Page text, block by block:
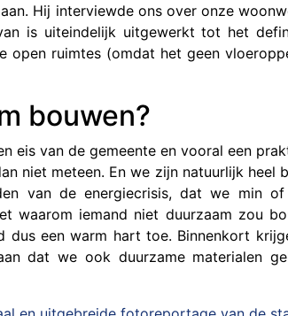
Hij interviewde ons over onze
is uiteindelijk uitgewerkt tot het
open ruimtes (omdat het geen
bouwen?
eis van de gemeente en vooral een
niet meteen. En we zijn natuurlijk heel
van de energiecrisis, dat we min of
waarom iemand niet duurzaam zou
dus een warm hart toe. Binnenkort
dat we ook duurzame materialen